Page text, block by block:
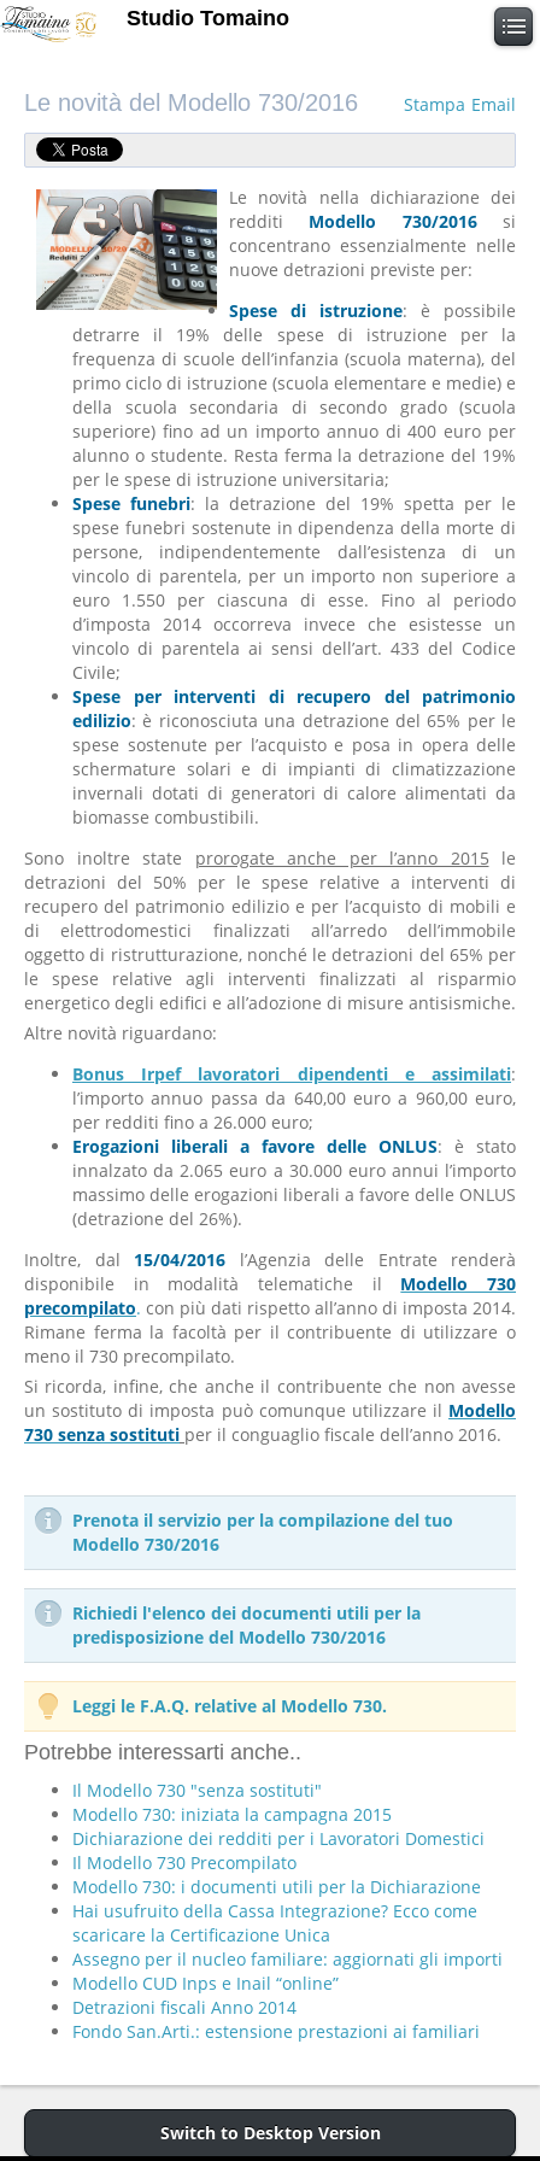
Studio Tomaino
Email
Stampa
Le novità del Modello 730/2016
Le novità nella dichiarazione dei
redditi Modello 730/2016si
concentrano essenzialmente nelle
nuove detrazioni previste per:
Spese di istruzione: è possibile
detrarre il 19% delle spese di istruzione per la
frequenza di scuole dell’infanzia (scuola materna), del
primo ciclo di istruzione (scuola elementare e medie) e
della scuola secondaria di secondo grado (scuola
superiore) fino ad un importo annuo di 400 euro per
alunno o studente. Resta ferma la detrazione del 19%
per le spese di istruzione universitaria;
Spese funebri: la detrazione del 19% spetta per le
spese funebri sostenute in dipendenza della morte di
persone, indipendentemente dall’esistenza di un
vincolo di parentela, per un importo non superiore a
euro 1.550 per ciascuna di esse. Fino al periodo
d’imposta 2014 occorreva invece che esistesse un
vincolo di parentela ai sensi dell’art. 433 del Codice
Civile;
Spese per interventi di recupero del patrimonio
edilizio: è riconosciuta una detrazione del 65% per le
spese sostenute per l’acquisto e posa in opera delle
schermature solari e di impianti di climatizzazione
invernali dotati di generatori di calore alimentati da
biomasse combustibili.
Sono inoltre state prorogate anche per l’anno 2015 le
detrazioni del 50% per le spese relative a interventi di
recupero del patrimonio edilizio e per l’acquisto di mobili e
di elettrodomestici finalizzati all’arredo dell’immobile
oggetto di ristrutturazione, nonché le detrazioni del 65% per
le spese relative agli interventi finalizzati al risparmio
energetico degli edifici e all’adozione di misure antisismiche.
Altre novità riguardano:
Bonus Irpef lavoratori dipendenti e assimilati:
l’importo annuo passa da 640,00 euro a 960,00 euro,
per redditi fino a 26.000 euro;
Erogazioni liberali a favore delle ONLUS: è stato
innalzato da 2.065 euro a 30.000 euro annui l’importo
massimo delle erogazioni liberali a favore delle ONLUS
(detrazione del 26%).
Inoltre, dal 15/04/2016 l’Agenzia delle Entrate renderà
disponibile in modalità telematiche il Modello 730
precompilato. con più dati rispetto all’anno di imposta 2014.
Rimane ferma la facoltà per il contribuente di utilizzare o
meno il 730 precompilato.
Si ricorda, infine, che anche il contribuente che non avesse
un sostituto di imposta può comunque utilizzare il Modello
730 senza sostituti per il conguaglio fiscale dell’anno 2016.
Prenota il servizio per la compilazione del tuo
Modello 730/2016
Richiedi l'elenco dei documenti utili per la
predisposizione del Modello 730/2016
Leggi le F.A.Q. relative al Modello 730.
Potrebbe interessarti anche..
Il Modello 730 "senza sostituti"
Modello 730: iniziata la campagna 2015
Dichiarazione dei redditi per i Lavoratori Domestici
Il Modello 730 Precompilato
Modello 730: i documenti utili per la Dichiarazione
Hai usufruito della Cassa Integrazione? Ecco come
scaricare la Certificazione Unica
Assegno per il nucleo familiare: aggiornati gli importi
Modello CUD Inps e Inail “online”
Detrazioni fiscali Anno 2014
Fondo San.Arti.: estensione prestazioni ai familiari
Switch to Desktop Version